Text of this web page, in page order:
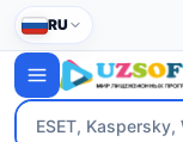
RU